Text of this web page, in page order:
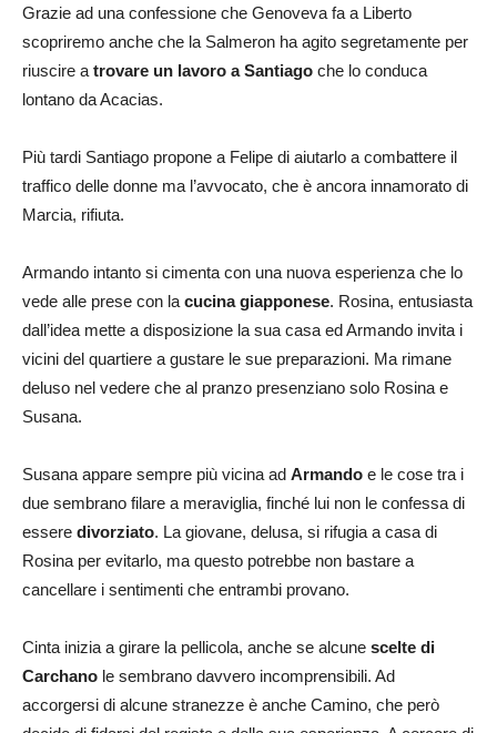
Grazie ad una confessione che Genoveva fa a Liberto
scopriremo anche che la Salmeron ha agito segretamente per
riuscire a trovare un lavoro a Santiago che lo conduca
lontano da Acacias.
Più tardi Santiago propone a Felipe di aiutarlo a combattere il
traffico delle donne ma l’avvocato, che è ancora innamorato di
Marcia, rifiuta.
Armando intanto si cimenta con una nuova esperienza che lo
vede alle prese con la cucina giapponese. Rosina, entusiasta
dall’idea mette a disposizione la sua casa ed Armando invita i
vicini del quartiere a gustare le sue preparazioni. Ma rimane
deluso nel vedere che al pranzo presenziano solo Rosina e
Susana.
Susana appare sempre più vicina ad Armando e le cose tra i
due sembrano filare a meraviglia, finché lui non le confessa di
essere divorziato. La giovane, delusa, si rifugia a casa di
Rosina per evitarlo, ma questo potrebbe non bastare a
cancellare i sentimenti che entrambi provano.
Cinta inizia a girare la pellicola, anche se alcune scelte di
Carchano le sembrano davvero incomprensibili. Ad
accorgersi di alcune stranezze è anche Camino, che però